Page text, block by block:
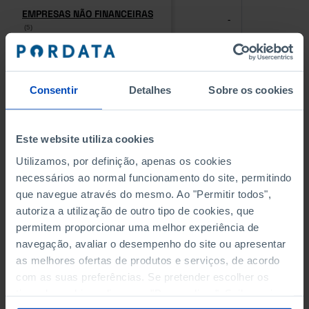
Consentir Detalhes Sobre os cookies
Este website utiliza cookies
Utilizamos, por definição, apenas os cookies
necessários ao normal funcionamento do site, permitindo
que navegue através do mesmo. Ao "Permitir todos",
autoriza a utilização de outro tipo de cookies, que
permitem proporcionar uma melhor experiência de
navegação, avaliar o desempenho do site ou apresentar
as melhores ofertas de produtos e serviços, de acordo
com as suas preferências. Se pretender escolher os
EMPRESAS NÃO FINANCEIRAS
(5)
EMPRESAS NÃO FINANCEIRAS
(5)
-
(5)
(5)
QUATRO MAIORES EMPRESAS
DO MUNICÍPIO (%)
Empresas não financeiras
QUATRO MAIORES EMPRESAS
DO MUNICÍPIO (%)
Empresas não financeiras
VOLUME DE NEGÓCIOS DAS
QUATRO MAIORES EMPRESAS
DO MUNICÍPIO (%)
Empresas não financeiras
VOLUME DE NEGÓCIOS DAS
QUATRO MAIORES EMPRESAS
DO MUNICÍPIO (%)
Empresas não financeiras
-
BANCOS, CAIXAS ECONÓMICAS
BANCOS, CAIXAS ECONÓMICAS